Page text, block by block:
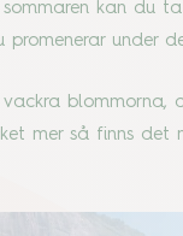
kan du
under
mer så finns